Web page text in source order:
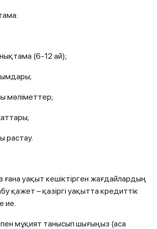
(6-12 ай);
мәліметтер;
растау.
ғана уақыт кешіктірген жағдайлардың
қажет – қазіргі уақытта кредиттік
ие.
мұқият танысып шығыңыз (аса